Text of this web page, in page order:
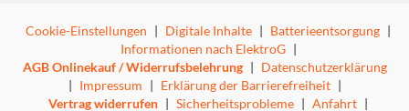
Cookie-Einstellungen | Digitale Inhalte | Batterieentsorgung |
Informationen nach ElektroG |
AGB Onlinekauf / Widerrufsbelehrung | Datenschutzerklärung
| Impressum | Erklärung der Barrierefreiheit |
Vertrag widerrufen | Sicherheitsprobleme | Anfahrt |